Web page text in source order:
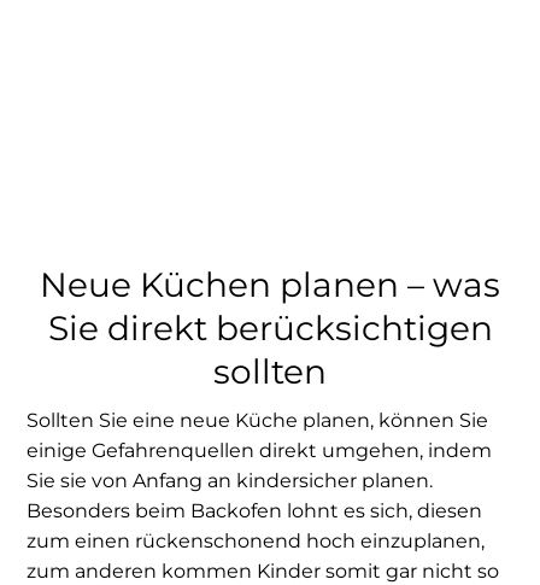
Neue Küchen planen – was
Sie direkt berücksichtigen
sollten
Sollten Sie eine neue Küche planen, können Sie
einige Gefahrenquellen direkt umgehen, indem
Sie sie von Anfang an kindersicher planen.
Besonders beim Backofen lohnt es sich, diesen
zum einen rückenschonend hoch einzuplanen,
zum anderen kommen Kinder somit gar nicht so